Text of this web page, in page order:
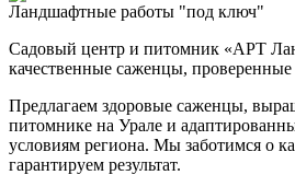
Ландшафтные работы "под ключ"
Садовый центр и питомник «АРТ
качественные саженцы, проверенные
Предлагаем здоровые саженцы,
питомнике на Урале и
условиям региона. Мы заботимся о
гарантируем результат.